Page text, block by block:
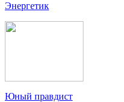
Энергетик
Юный правдист